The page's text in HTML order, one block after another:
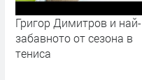
Григор Димитров и най-
забавното от сезона в
тениса